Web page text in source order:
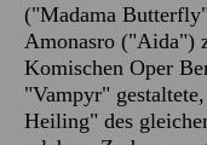
("Madama
Amonasro ("Aida")
Komischen Oper
"Vampyr"
Heiling" des